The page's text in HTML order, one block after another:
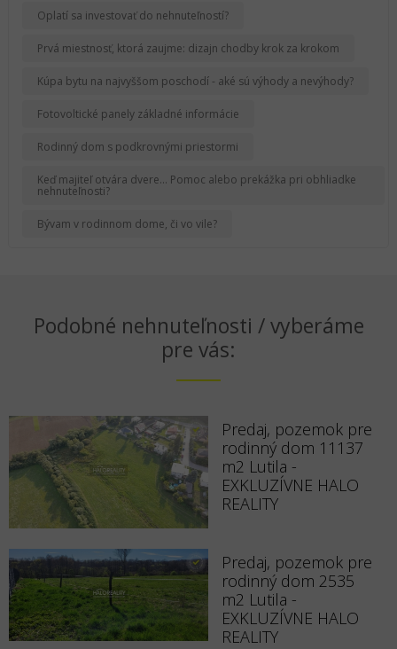
Oplatí sa investovať do nehnuteľností?
Prvá miestnosť, ktorá zaujme: dizajn chodby krok za krokom
Kúpa bytu na najvyššom poschodí - aké sú výhody a nevýhody?
Fotovoltické panely základné informácie
Rodinný dom s podkrovnými priestormi
Keď majiteľ otvára dvere... Pomoc alebo prekážka pri obhliadke
nehnuteľnosti?
Bývam v rodinnom dome, či vo vile?
Podobné nehnuteľnosti / vyberáme
pre vás:
Predaj, pozemok pre
rodinný dom 11137
m2 Lutila -
EXKLUZÍVNE HALO
REALITY
Predaj, pozemok pre
rodinný dom 2535
m2 Lutila -
EXKLUZÍVNE HALO
REALITY